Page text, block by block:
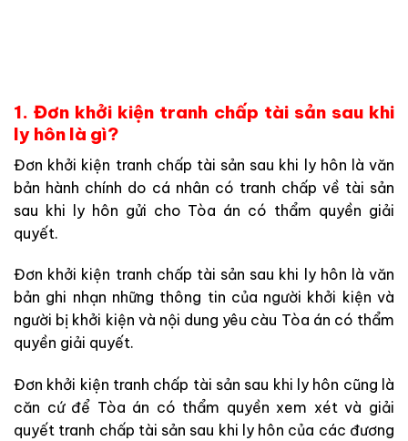
1. Đơn khởi kiện tranh chấp tài sản sau khi
ly hôn là gì?
Đơn khởi kiện tranh chấp tài sản sau khi ly hôn là văn
bản hành chính do cá nhân có tranh chấp về tài sản
sau khi ly hôn gửi cho Tòa án có thẩm quyền giải
quyết.
Đơn khởi kiện tranh chấp tài sản sau khi ly hôn là văn
bản ghi nhạn những thông tin của người khởi kiện và
người bị khởi kiện và nội dung yêu càu Tòa án có thẩm
quyền giải quyết.
Đơn khởi kiện tranh chấp tài sản sau khi ly hôn cũng là
căn cứ để Tòa án có thẩm quyền xem xét và giải
quyết tranh chấp tài sản sau khi ly hôn của các đương